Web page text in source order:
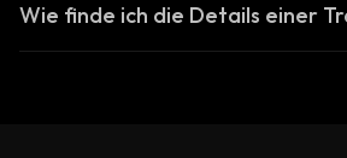
Wie finde ich die Details einer